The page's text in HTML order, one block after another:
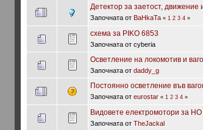
Детектор за заетост,
Започната от BaHkaTa « 1 2 3 4»
схема за PIKO 6853
Започната от cyberia
Осветление на локомотив и
Започната от daddy_g
Постоянно осветление във
Започната от eurostar « 1 2 3 4»
Видовете електромотори за НО
Започната от TheJackal